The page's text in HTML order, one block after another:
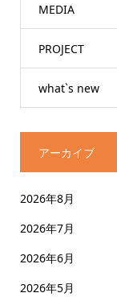
MEDIA
PROJECT
what`s new
アーカイブ
2026年8月
2026年7月
2026年6月
2026年5月